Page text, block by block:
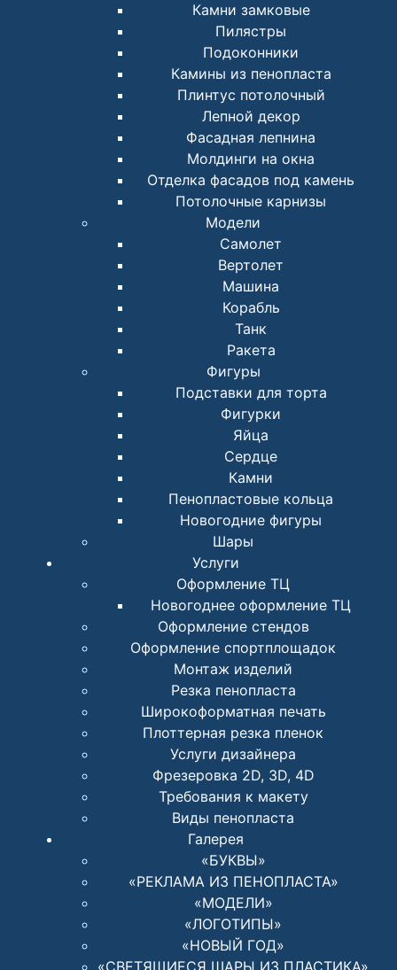
Камни замковые
Пилястры
Подоконники
Камины из пенопласта
Плинтус потолочный
Лепной декор
Фасадная лепнина
Молдинги на окна
Отделка фасадов под камень
Потолочные карнизы
Модели
Самолет
Вертолет
Машина
Корабль
Танк
Ракета
Фигуры
Подставки для торта
Фигурки
Яйца
Сердце
Камни
Пенопластовые кольца
Новогодние фигуры
Шары
Услуги
Оформление ТЦ
Новогоднее оформление ТЦ
Оформление стендов
Оформление спортплощадок
Монтаж изделий
Резка пенопласта
Широкоформатная печать
Плоттерная резка пленок
Услуги дизайнера
Фрезеровка 2D, 3D, 4D
Требования к макету
Виды пенопласта
Галерея
«БУКВЫ»
«РЕКЛАМА ИЗ ПЕНОПЛАСТА»
«МОДЕЛИ»
«ЛОГОТИПЫ»
«НОВЫЙ ГОД»